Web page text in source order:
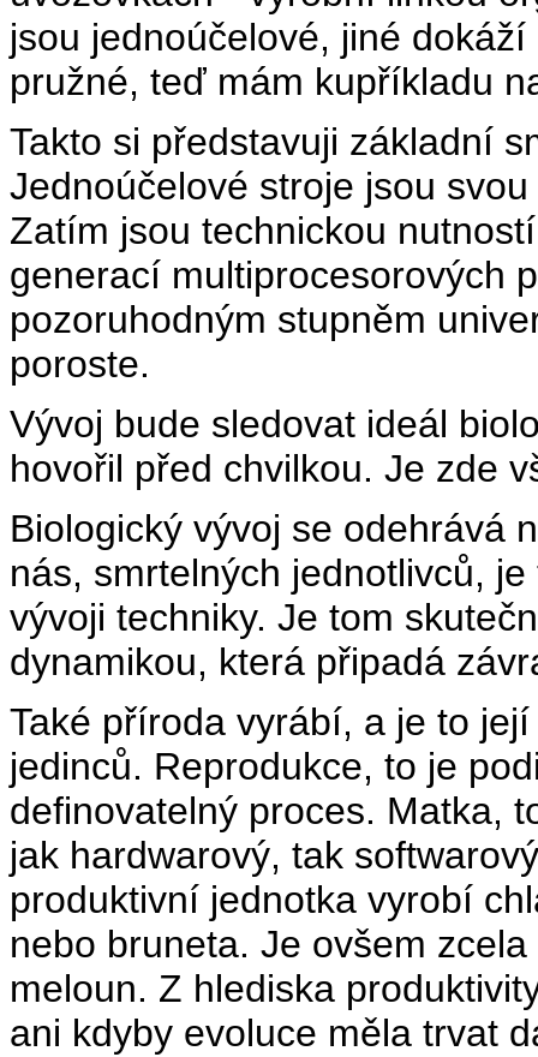
jsou jednoúčelové, jiné
pružné, teď mám kupříkladu
Takto si představuji základní
Jednoúčelové stroje jsou
Zatím jsou technickou
generací multiprocesorových
pozoruhodným stupněm
poroste.
Vývoj bude sledovat ideál
hovořil před chvilkou. Je zde
Biologický vývoj se odehrává
nás, smrtelných jednotlivců,
vývoji techniky. Je tom
dynamikou, která připadá
Také příroda vyrábí, a je to
jedinců. Reprodukce, to je
definovatelný proces. Matka,
jak hardwarový, tak
produktivní jednotka vyrobí
nebo bruneta. Je ovšem
meloun. Z hlediska
ani kdyby evoluce měla trvat